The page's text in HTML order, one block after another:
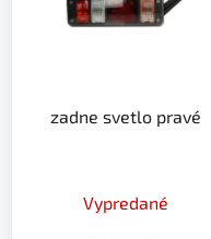
zadne svetlo pravé
Vypredané